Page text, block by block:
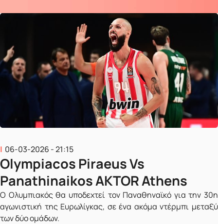
06-03-2026 - 21:15
Olympiacos Piraeus Vs
Panathinaikos AKTOR Athens
Ο Ολυμπιακός θα υποδεχτεί τον Παναθηναϊκό για την 30η
αγωνιστική της Ευρωλίγκας, σε ένα ακόμα ντέρμπι μεταξύ
των δύο ομάδων.